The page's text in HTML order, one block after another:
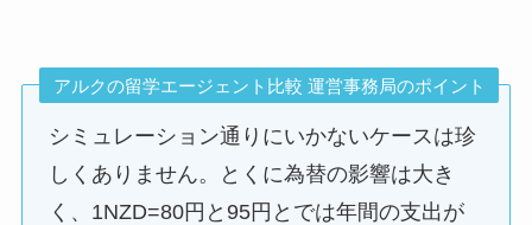
アルクの留学エージェント比較 運営事務局のポイント
シミュレーション通りにいかないケースは珍
しくありません。とくに為替の影響は大き
く、1NZD=80円と95円とでは年間の支出が